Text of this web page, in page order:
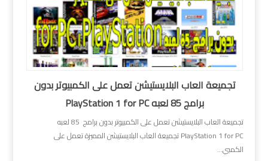
تجميعة العاب البلايستيشن تعمل على الكمبيوتر بدون
برامج 85 لعبه PlayStation 1 for PC
تجميعة العاب البلايستيشن تعمل على الكمبيوتر بدون برامج 85 لعبه
PlayStation 1 for PC تجميعة العاب البلايستيشن المميزة تعمل على
الكمبي...